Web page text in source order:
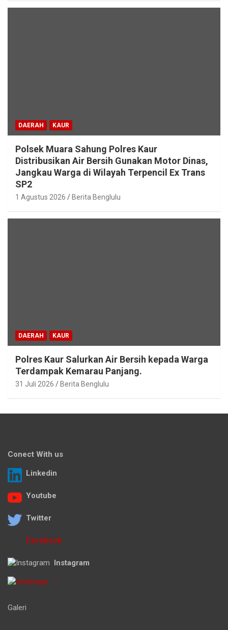
DAERAH KAUR
Polsek Muara Sahung Polres Kaur
Distribusikan Air Bersih Gunakan Motor Dinas,
Jangkau Warga di Wilayah Terpencil Ex Trans
SP2
1 Agustus 2026 Berita Benglulu
DAERAH KAUR
Polres Kaur Salurkan Air Bersih kepada Warga
Terdampak Kemarau Panjang.
31 Juli 2026 Berita Benglulu
Conect With us
Linkedin
Youtube
Twitter
Facebook
Instagram
-
Galeri